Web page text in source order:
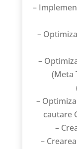
–
–
–
(Meta
–
cautare
–
–